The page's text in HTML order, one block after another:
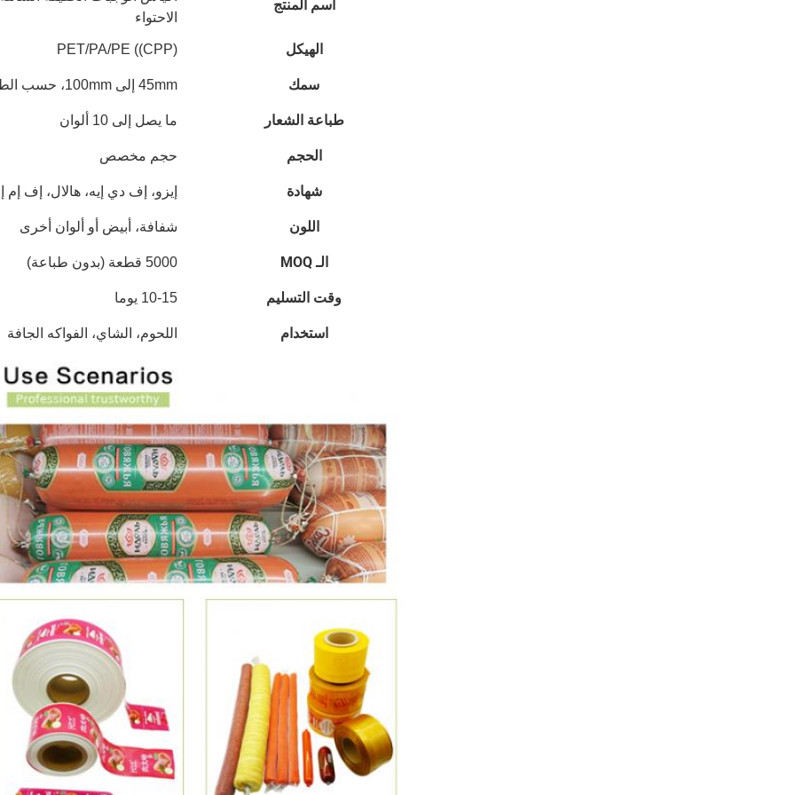
اسم المنتج
الاحتواء
الهيكل PET/PA/PE ((CPP)
سمك 45mm إلى 100mm، حسب الطلب
طباعة الشعار ما يصل إلى 10 ألوان
الحجم حجم مخصص
شهادة إيزو، إف دي إيه، هالال، إف إم إس
اللون شفافة، أبيض أو ألوان أخرى
الـ MOQ 5000 قطعة (بدون طباعة)
وقت التسليم 10-15 يوما
استخدام اللحوم، الشاي، الفواكه الجافة